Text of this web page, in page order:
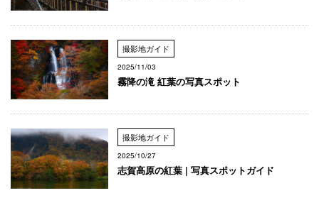
撮影地ガイド
2025/11/03
霧降の滝 紅葉の写真スポット
撮影地ガイド
2025/10/27
志賀高原の紅葉 | 写真スポットガイド